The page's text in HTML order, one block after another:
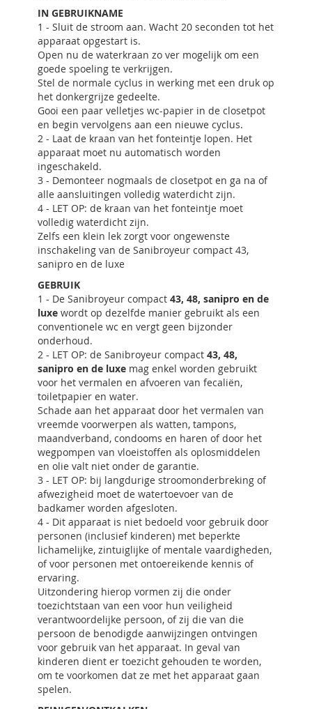
IN GEBRUIKNAME
1 - Sluit de stroom aan. Wacht 20 seconden tot het
apparaat opgestart is.
Open nu de waterkraan zo ver mogelijk om een
goede spoeling te verkrijgen.
Stel de normale cyclus in werking met een druk op
het donkergrijze gedeelte.
Gooi een paar velletjes wc-papier in de closetpot
en begin vervolgens aan een nieuwe cyclus.
2 - Laat de kraan van het fonteintje lopen. Het
apparaat moet nu automatisch worden
ingeschakeld.
3 - Demonteer nogmaals de closetpot en ga na of
alle aansluitingen volledig waterdicht zijn.
4 - LET OP: de kraan van het fonteintje moet
volledig waterdicht zijn.
Zelfs een klein lek zorgt voor ongewenste
inschakeling van de Sanibroyeur compact 43,
sanipro en de luxe
GEBRUIK
1 - De Sanibroyeur compact 43, 48, sanipro en de
luxe wordt op dezelfde manier gebruikt als een
conventionele wc en vergt geen bijzonder
onderhoud.
2 - LET OP: de Sanibroyeur compact 43, 48,
sanipro en de luxe mag enkel worden gebruikt
voor het vermalen en afvoeren van fecaliën,
toiletpapier en water.
Schade aan het apparaat door het vermalen van
vreemde voorwerpen als watten, tampons,
maandverband, condooms en haren of door het
wegpompen van vloeistoffen als oplosmiddelen
en olie valt niet onder de garantie.
3 - LET OP: bij langdurige stroomonderbreking of
afwezigheid moet de watertoevoer van de
badkamer worden afgesloten.
4 - Dit apparaat is niet bedoeld voor gebruik door
personen (inclusief kinderen) met beperkte
lichamelijke, zintuiglijke of mentale vaardigheden,
of voor personen met ontoereikende kennis of
ervaring.
Uitzondering hierop vormen zij die onder
toezichtstaan van een voor hun veiligheid
verantwoordelijke persoon, of zij die van die
persoon de benodigde aanwijzingen ontvingen
voor gebruik van het apparaat. In geval van
kinderen dient er toezicht gehouden te worden,
om te voorkomen dat ze met het apparaat gaan
spelen.